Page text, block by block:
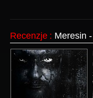
Recenzje : Meresin